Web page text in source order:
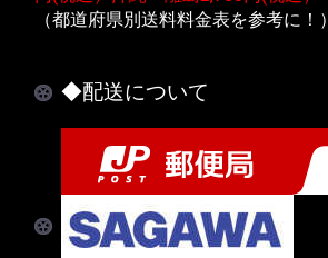
（都道府県別送料料金表を参考に！）
◆配送について